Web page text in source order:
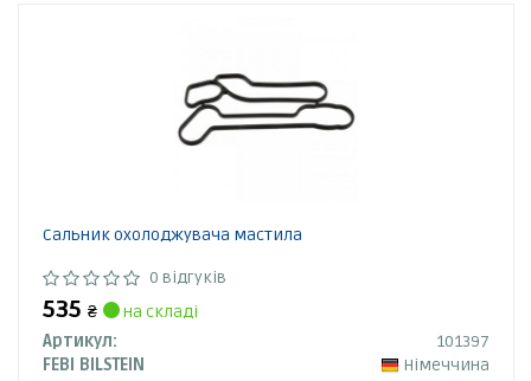
Сальник охолоджувача мастила
0 відгуків
535 ₴
на складі
Артикул:
101397
FEBI BILSTEIN
Німеччина